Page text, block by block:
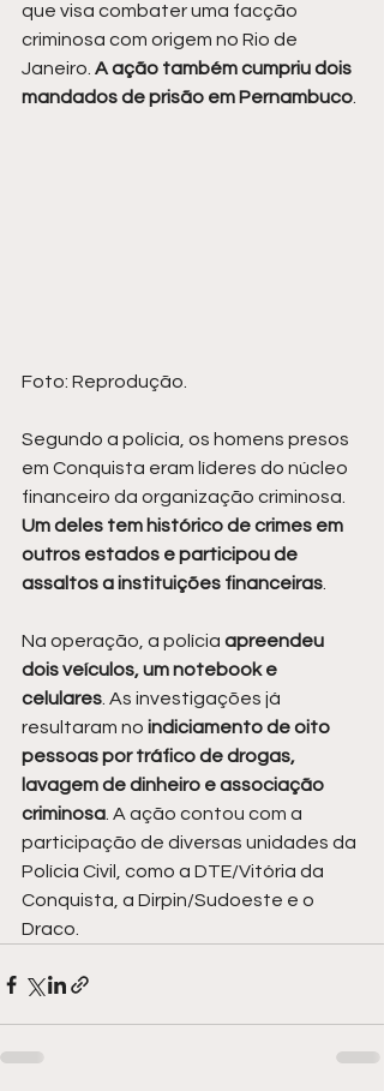
que visa combater uma facção
criminosa com origem no Rio de
Janeiro. A ação também cumpriu dois
mandados de prisão em Pernambuco
Foto: Reprodução.
Segundo a polícia, os homens presos
em Conquista eram líderes do núcleo
financeiro da organização criminosa.
Um deles tem histórico de crimes em
outros estados e participou de
assaltos a instituições financeiras.
Na operação, a polícia apreendeu
dois veículos, um notebook e
celulares. As investigações já
resultaram no indiciamento de oito
pessoas por tráfico de drogas,
lavagem de dinheiro e associação
criminosa. A ação contou com a
participação de diversas unidades da
Polícia Civil, como a DTE/Vitória da
Conquista, a Dirpin/Sudoeste e o
Draco.